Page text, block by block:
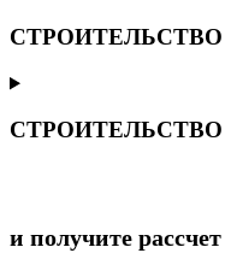
и получите